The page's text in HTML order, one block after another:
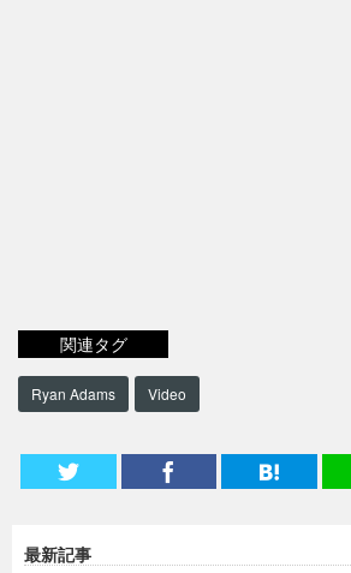
関連タグ
Ryan Adams Video
最新記事